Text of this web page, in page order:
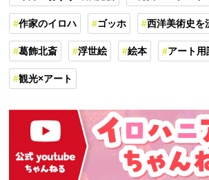
作家のイロハ ゴッホ 西洋美術史を
葛飾北斎 浮世絵 絵本 アート
観光×アート